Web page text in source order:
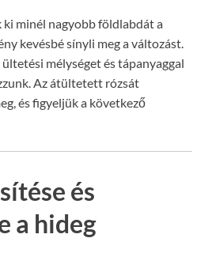
minél nagyobb földlabdát a
kevésbé sínyli meg a változást.
mélységet és tápanyaggal
Az átültetett rózsát
és figyeljük a következő
és
a hideg